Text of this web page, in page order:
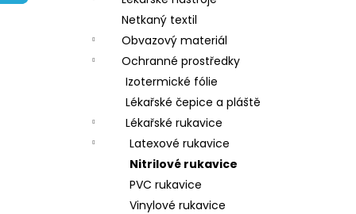
Netkaný textil
Obvazový materiál
Ochranné prostředky
Izotermické fólie
Lékařské čepice a pláště
Lékařské rukavice
Latexové rukavice
Nitrilové rukavice
PVC rukavice
Vinylové rukavice